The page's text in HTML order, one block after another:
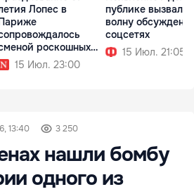
Лопес в
Париже
роскошных
15 Июл. 23:00
публике вызвало
волну
соцсетях
15 Июл. 21:05
13:40 3 250
нашли бомбу
одного из